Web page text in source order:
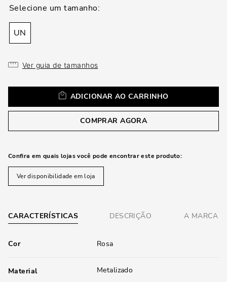
UN
Ver guia de tamanhos
ADICIONAR AO CARRINHO
COMPRAR AGORA
Confira em quais lojas você pode encontrar este produto:
Ver disponibilidade em loja
CARACTERÍSTICAS DESCRIÇÃO A MARCA
Cor Rosa
Material Metalizado